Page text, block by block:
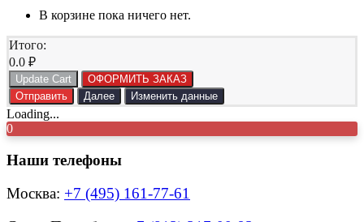
В корзине пока ничего нет.
Итого:
0.0 ₽
Update Cart
ОФОРМИТЬ ЗАКАЗ
Отправить
Далее Изменить данные
Loading...
0
Наши телефоны
Москва: +7 (495) 161-77-61